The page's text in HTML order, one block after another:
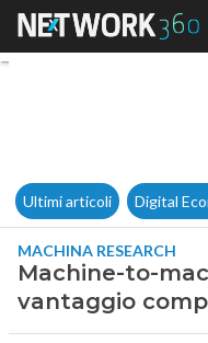
Ultimi articoli Digital
MACHINA RESEARCH
Machine-to-
vantaggio